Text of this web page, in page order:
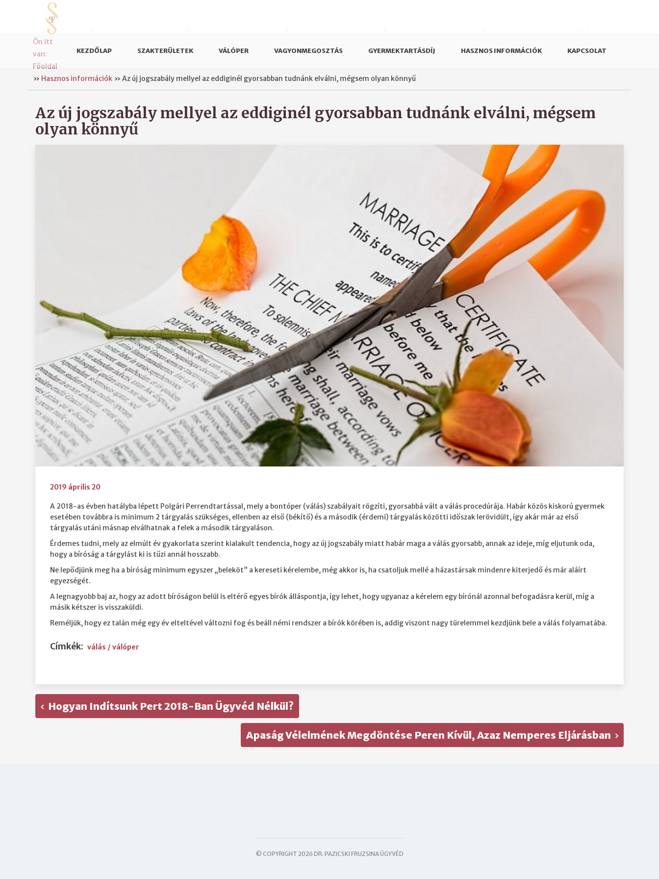
KEZDŐLAP SZAKTERÜLETEK VÁLÓPER VAGYONMEGOSZTÁS GYERMEKTARTÁSDÍJ HASZNOS INFORMÁCIÓK KAPCSOLAT
Ön itt
van:
Főoldal
» Hasznos információk » Az új jogszabály mellyel az eddiginél gyorsabban tudnánk elválni, mégsem olyan könnyű
Az új jogszabály mellyel az eddiginél gyorsabban tudnánk elválni, mégsem
olyan könnyű
2019 április 20
A 2018-as évben hatályba lépett Polgári Perrendtartással, mely a bontóper (válás) szabályait rögzíti, gyorsabbá vált a válás procedúrája. Habár közös kiskorú gyermek
esetében továbbra is minimum 2 tárgyalás szükséges, ellenben az első (békítő) és a második (érdemi) tárgyalás közötti időszak lerövidült, így akár már az első
tárgyalás utáni másnap elválhatnak a felek a második tárgyaláson.
Érdemes tudni, mely az elmúlt év gyakorlata szerint kialakult tendencia, hogy az új jogszabály miatt habár maga a válás gyorsabb, annak az ideje, míg eljutunk oda,
hogy a bíróság a tárgylást ki is tűzi annál hosszabb.
Ne lepődjünk meg ha a bíróság minimum egyszer „beleköt” a kereseti kérelembe, még akkor is, ha csatoljuk mellé a házastársak mindenre kiterjedő és már aláírt
egyezségét.
A legnagyobb baj az, hogy az adott bíróságon belül is eltérő egyes bírók álláspontja, így lehet, hogy ugyanaz a kérelem egy bírónál azonnal befogadásra kerül, míg a
másik kétszer is visszaküldi.
Reméljük, hogy ez talán még egy év elteltével változni fog és beáll némi rendszer a bírók körében is, addig viszont nagy türelemmel kezdjünk bele a válás folyamatába.
Címkék: válás / válóper
Hogyan Indítsunk Pert 2018-Ban Ügyvéd Nélkül?
Apaság Vélelmének Megdöntése Peren Kívül, Azaz Nemperes Eljárásban
© COPYRIGHT 2026 DR. PAZICSKI FRUZSINA ÜGYVÉD